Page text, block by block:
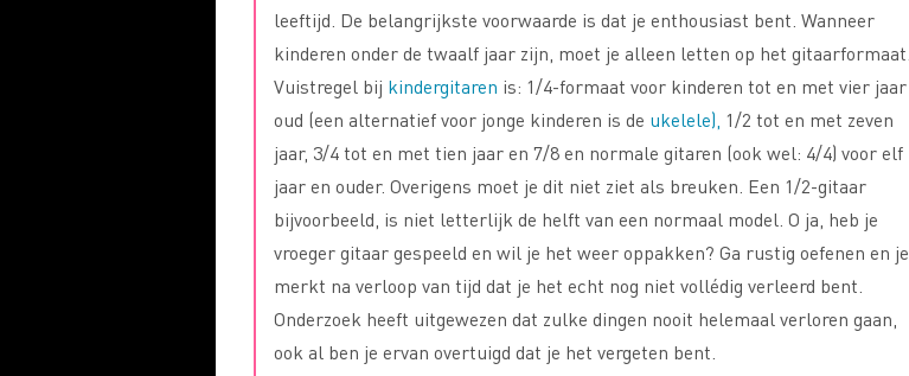
leeftijd. De belangrijkste voorwaarde is dat je enthousiast bent. Wanneer
kinderen onder de twaalf jaar zijn, moet je alleen letten op het gitaarformaat.
Vuistregel bij kindergitaren is: 1/4-formaat voor kinderen tot en met vier jaar
oud (een alternatief voor jonge kinderen is de ukelele), 1/2 tot en met zeven
jaar, 3/4 tot en met tien jaar en 7/8 en normale gitaren (ook wel: 4/4) voor elf
jaar en ouder. Overigens moet je dit niet ziet als breuken. Een 1/2-gitaar
bijvoorbeeld, is niet letterlijk de helft van een normaal model. O ja, heb je
vroeger gitaar gespeeld en wil je het weer oppakken? Ga rustig oefenen en je
merkt na verloop van tijd dat je het echt nog niet vollédig verleerd bent.
Onderzoek heeft uitgewezen dat zulke dingen nooit helemaal verloren gaan,
ook al ben je ervan overtuigd dat je het vergeten bent.